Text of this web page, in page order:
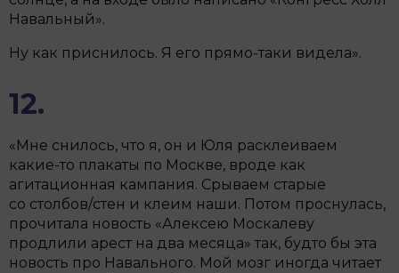
Навальный».
Ну как приснилось. Я его прямо-таки видела».
12.
«Мне снилось, что я, он и Юля расклеиваем
какие-то плакаты по Москве, вроде как
агитационная кампания. Срываем старые
со столбов/стен и клеим наши. Потом проснулась,
прочитала новость «Алексею Москалеву
продлили арест на два месяца» так, будто бы эта
новость про Навального. Мой мозг иногда читает